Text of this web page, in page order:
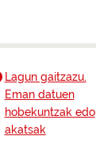
Lagun gaitzazu.
Eman datuen
hobekuntzak edo
akatsak